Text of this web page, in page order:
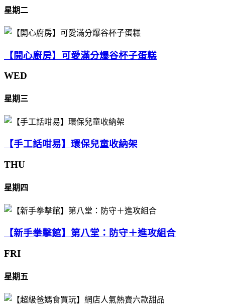
星期二
【開心廚房】可愛滿分爆谷杯子蛋糕
WED
星期三
【手工話咁易】環保兒童收納架
THU
星期四
【新手拳擊館】第八堂：防守＋進攻組合
FRI
星期五